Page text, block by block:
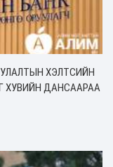
ХЭЛТСИЙН
ХУВИЙН ДАНСААРАА